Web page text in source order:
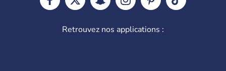
Retrouvez nos applications :